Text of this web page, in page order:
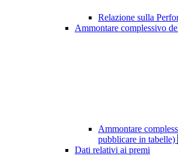
Relazione sulla
Ammontare complessivo
Ammontare
pubblicare in tabelle)
Dati relativi ai premi